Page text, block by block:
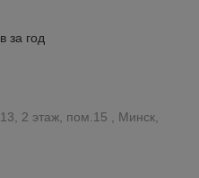
за год
2 этаж, пом.15 , Минск,